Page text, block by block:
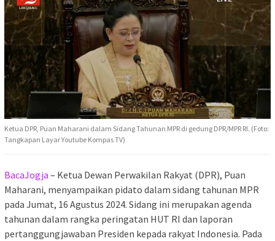
Ketua DPR, Puan Maharani dalam Sidang Tahunan MPR di gedung DPR/MPR RI. (Foto:
Tangkapan Layar Youtube Kompas TV)
BacaJogja – Ketua Dewan Perwakilan Rakyat (DPR), Puan
Maharani, menyampaikan pidato dalam sidang tahunan MPR
pada Jumat, 16 Agustus 2024. Sidang ini merupakan agenda
tahunan dalam rangka peringatan HUT RI dan laporan
pertanggungjawaban Presiden kepada rakyat Indonesia. Pada